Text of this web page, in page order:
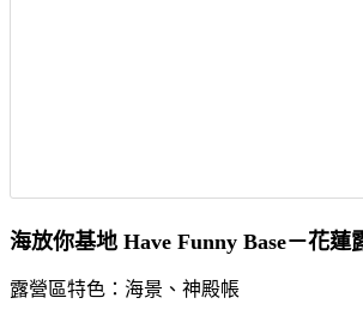
海放你基地 Have Funny Base－花蓮
露營區特色：海景、神殿帳